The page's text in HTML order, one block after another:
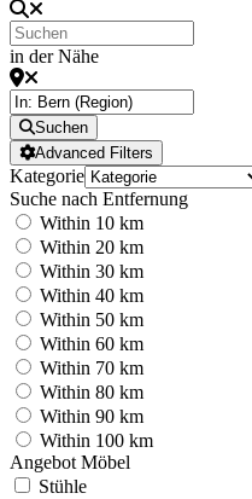
in der Nähe
Suchen
Advanced Filters
Kategorie
Suche nach Entfernung
Within 10 km
Within 20 km
Within 30 km
Within 40 km
Within 50 km
Within 60 km
Within 70 km
Within 80 km
Within 90 km
Within 100 km
Angebot Möbel
Stühle